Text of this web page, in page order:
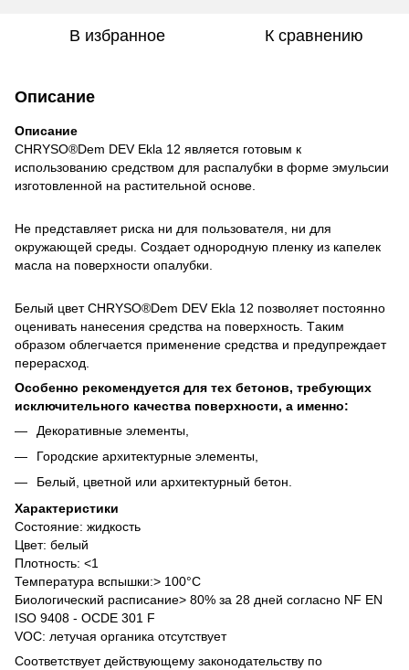
В избранное К сравнению
Описание
Описание
CHRYSO®Dem DEV Ekla 12 является готовым к
использованию средством для распалубки в форме эмульсии
изготовленной на растительной основе.
Не представляет риска ни для пользователя, ни для
окружающей среды. Создает однородную пленку из капелек
масла на поверхности опалубки.
Белый цвет CHRYSO®Dem DEV Ekla 12 позволяет постоянно
оценивать нанесения средства на поверхность. Tаким
образом облегчается применение средства и предупреждает
перерасход.
Особенно рекомендуется для тех бетонов, требующих
исключительного качества поверхности, a именно:
Декоративные элементы,
Городские архитектурные элементы,
Белый, цветной или архитектурный бетон.
Характеристики
Состояние: жидкость
Цвет: белый
Плотность: <1
Температура вспышки:> 100°C
Биологический расписание> 80% за 28 дней согласно NF EN
ISO 9408 - OCDE 301 F
VOC: летучая органика отсутствует
Соответствует действующему законодательству по